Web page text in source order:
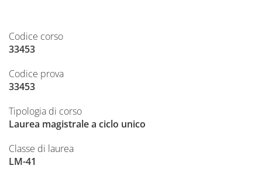
Codice corso
33453
Codice prova
33453
Tipologia di corso
Laurea magistrale a ciclo unico
Classe di laurea
LM-41